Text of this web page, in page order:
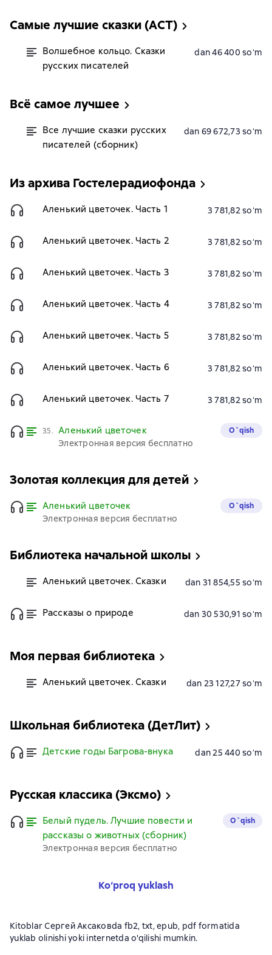
Самые лучшие сказки (АСТ)
Волшебное кольцо. Сказки
русских писателей
dan 46 400 soʻm
Всё самое лучшее
Все лучшие сказки русских
писателей (сборник)
dan 69 672,73 soʻm
Из архива Гостелерадиофонда
Аленький цветочек. Часть 1 3 781,82 soʻm
Аленький цветочек. Часть 2 3 781,82 soʻm
Аленький цветочек. Часть 3 3 781,82 soʻm
Аленький цветочек. Часть 4 3 781,82 soʻm
Аленький цветочек. Часть 5 3 781,82 soʻm
Аленький цветочек. Часть 6 3 781,82 soʻm
Аленький цветочек. Часть 7 3 781,82 soʻm
35. Аленький цветочек
Электронная версия бесплатно
O`qish
Золотая коллекция для детей
Аленький цветочек
Электронная версия бесплатно
O`qish
Библиотека начальной школы
Аленький цветочек. Сказки dan 31 854,55 soʻm
Рассказы о природе dan 30 530,91 soʻm
Моя первая библиотека
Аленький цветочек. Сказки dan 23 127,27 soʻm
Школьная библиотека (ДетЛит)
Детские годы Багрова-внука dan 25 440 soʻm
Русская классика (Эксмо)
Белый пудель. Лучшие повести и
рассказы о животных (сборник)
Электронная версия бесплатно
O`qish
Ko‘proq yuklash
Kitoblar Сергей Аксаковda fb2, txt, epub, pdf formatida
yuklab olinishi yoki internetda o'qilishi mumkin.